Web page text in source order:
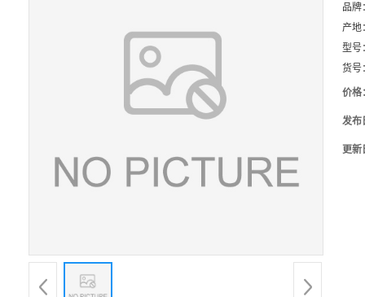
品牌
产地
型号
货号
价格
发布
更新